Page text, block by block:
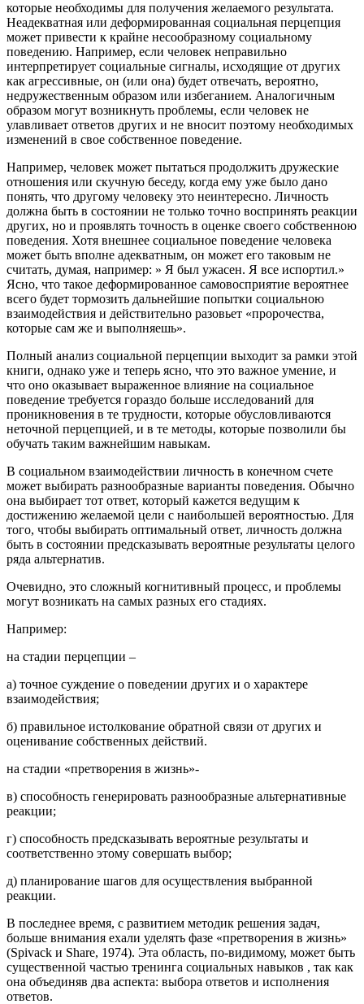
которые необходимы для получения желаемого результата.
Неадекватная или деформированная социальная перцепция
может привести к крайне несообразному социальному
поведению. Например, если человек неправильно
интерпретирует социальные сигналы, исходящие от других
как агрессивные, он (или она) будет отвечать, вероятно,
недружественным образом или избеганием. Аналогичным
образом могут возникнуть проблемы, если человек не
улавливает ответов других и не вносит поэтому необходимых
изменений в свое собственное поведение.
Например, человек может пытаться продолжить дружеские
отношения или скучную беседу, когда ему уже было дано
понять, что другому человеку это неинтересно. Личность
должна быть в состоянии не только точно воспринять реакции
других, но и проявлять точность в оценке своего собственною
поведения. Хотя внешнее социальное поведение человека
может быть вполне адекватным, он может его таковым не
считать, думая, например: » Я был ужасен. Я все испортил.»
Ясно, что такое деформированное самовосприятие вероятнее
всего будет тормозить дальнейшие попытки социальною
взаимодействия и действительно разовьет «пророчества,
которые сам же и выполняешь».
Полный анализ социальной перцепции выходит за рамки этой
книги, однако уже и теперь ясно, что это важное умение, и
что оно оказывает выраженное влияние на социальное
поведение требуется гораздо больше исследований для
проникновения в те трудности, которые обусловливаются
неточной перцепцией, и в те методы, которые позволили бы
обучать таким важнейшим навыкам.
В социальном взаимодействии личность в конечном счете
может выбирать разнообразные варианты поведения. Обычно
она выбирает тот ответ, который кажется ведущим к
достижению желаемой цели с наибольшей вероятностью. Для
того, чтобы выбирать оптимальный ответ, личность должна
быть в состоянии предсказывать вероятные результаты целого
ряда альтернатив.
Очевидно, это сложный когнитивный процесс, и проблемы
могут возникать на самых разных его стадиях.
Например:
на стадии перцепции –
а) точное суждение о поведении других и о характере
взаимодействия;
б) правильное истолкование обратной связи oт других и
оценивание собственных действий.
на стадии «претворения в жизнь»-
в) способность генерировать разнообразные альтернативные
реакции;
г) способность предсказывать вероятные результаты и
соответственно этому совершать выбор;
д) планирование шагов для осуществления выбранной
реакции.
В последнее время, с развитием методик решения задач,
больше внимания ехали уделять фазе «претворения в жизнь»
(Spivack и Share, 1974). Эта область, по-видимому, может быть
существенной частью тренинга социальных навыков , так как
она объединяв два аспекта: выбора ответов и исполнения
ответов.